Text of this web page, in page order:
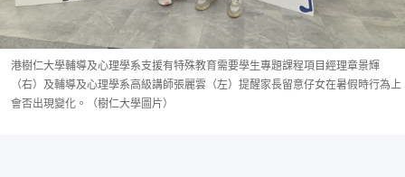
港樹仁大學輔導及心理學系支援有特殊教育需要學生專題課程項目經理章景輝
（右）及輔導及心理學系高級講師張麗雲（左）提醒家長留意仔女在暑假時行為上
會否出現變化。（樹仁大學圖片）